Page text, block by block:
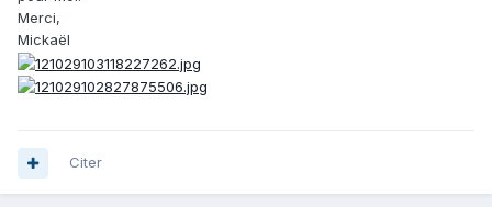
Merci,
Mickaël
Citer